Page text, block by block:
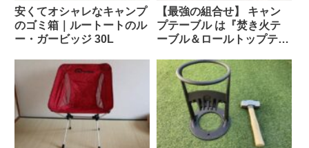
安くてオシャレなキャンプ
のゴミ箱｜ルートートのル
ー・ガービッジ 30L
【最強の組合せ】 キャン
プテーブル は『焚き火テ
ーブル＆ロールトップテー